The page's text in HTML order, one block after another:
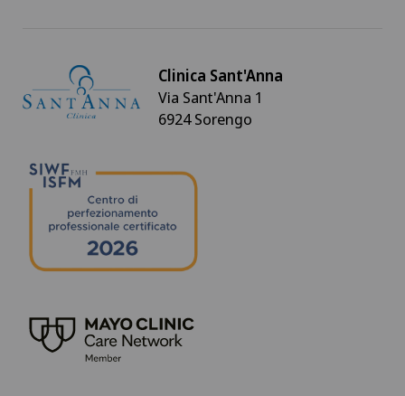
Clinica Sant'Anna
Via Sant'Anna 1
6924 Sorengo